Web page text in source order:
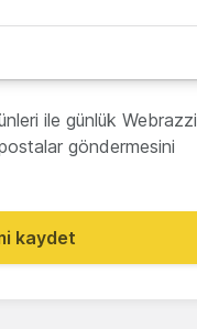
ile günlük Webrazzi
göndermesini
kaydet